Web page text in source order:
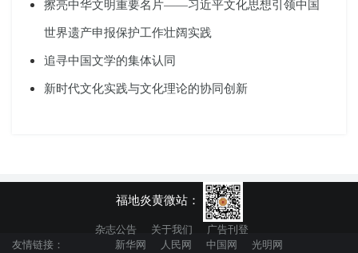
擦亮中华文明重要名片——习近平文化思想引领中国
世界遗产申报保护工作壮阔实践
追寻中国文学的集体认同
新时代文化实践与文化理论的协同创新
福地炎黄微站：
杂志公告 关于我们
广告刊登
友情链接：
新华网 人民网 中国网
光明网